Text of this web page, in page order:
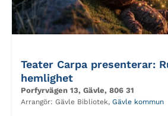
Teater Carpa presenterar:
hemlighet
Porfyrvägen 13, Gävle, 806 31
Arrangör: Gävle Bibliotek, Gävle kommun